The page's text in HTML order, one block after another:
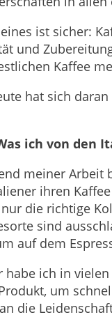
ist sicher:
und
Kaffee
hat sich
ich von den
meiner Arbeit
ihren
die richtige
sind
auf dem
habe ich in
um
die